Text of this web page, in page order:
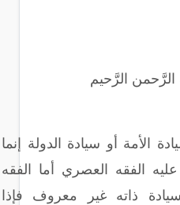
الرَّحمن الرَّحيم
الأمة أو سيادة الدولة إنما
الفقه العصري أما الفقه
ذاته غير معروف فإذا